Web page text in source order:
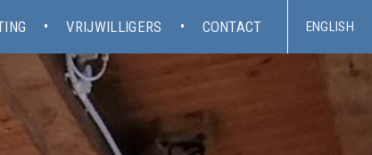
VRIJWILLIGERS CONTACT ENGLISH